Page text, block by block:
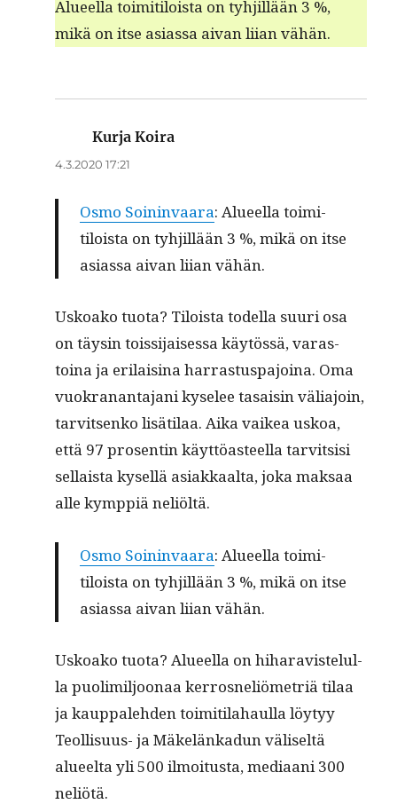
Alueel­la toim­i­tiloista on tyhjil­lään 3 %,
mikä on itse asi­as­sa aivan liian vähän.
Kurja Koira
4.3.2020 17:21
Osmo Soin­in­vaara: Alueel­la toim­i­
tiloista on tyhjil­lään 3 %, mikä on itse
asi­as­sa aivan liian vähän.
Uskoako tuo­ta? Tiloista todel­la suuri osa
on täysin tois­si­jaises­sa käytössä, varas­
toina ja eri­laisi­na har­ras­tus­pa­joina. Oma
vuokranan­ta­jani kyse­lee tasaisin väli­a­join,
tarvit­senko lisäti­laa. Aika vaikea uskoa,
että 97 pros­entin käyt­töas­teel­la tarvit­sisi
sel­l­aista kysel­lä asi­akkaal­ta, joka mak­saa
alle kymp­piä neliöltä.
Osmo Soin­in­vaara: Alueel­la toim­i­
tiloista on tyhjil­lään 3 %, mikä on itse
asi­as­sa aivan liian vähän.
Uskoako tuo­ta? Alueel­la on hihar­avis­telul­
la puolim­iljoon­aa ker­rosneliömetriä tilaa
ja kaup­pale­hden toim­i­ti­la­haulla löy­tyy
Teol­lisu­us- ja Mäkelänkadun väliseltä
alueelta yli 500 ilmoi­tus­ta, medi­aani 300
neliötä.